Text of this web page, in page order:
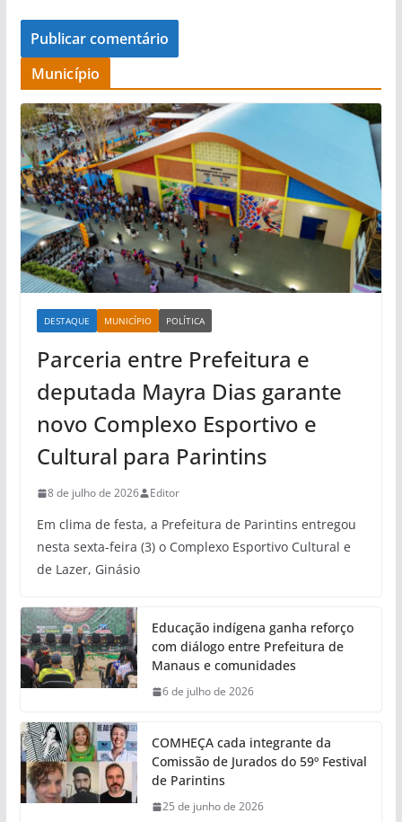
Município
DESTAQUE MUNICÍPIO POLÍTICA
Parceria entre Prefeitura e
deputada Mayra Dias garante
novo Complexo Esportivo e
Cultural para Parintins
8 de julho de 2026 Editor
Em clima de festa, a Prefeitura de Parintins entregou
nesta sexta-feira (3) o Complexo Esportivo Cultural e
de Lazer, Ginásio
Educação indígena ganha reforço
com diálogo entre Prefeitura de
Manaus e comunidades
6 de julho de 2026
COMHEÇA cada integrante da
Comissão de Jurados do 59º Festival
de Parintins
25 de junho de 2026